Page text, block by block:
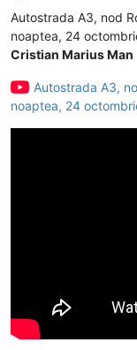
Autostrada A3, nod
noaptea, 24
Cristian Marius Man
Autostrada A3,
noaptea, 24